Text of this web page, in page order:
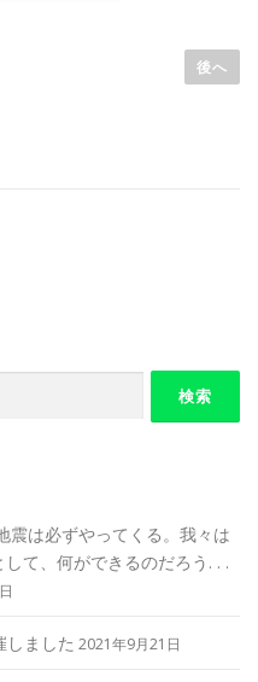
後へ
震は必ずやってくる。我々は
て、何ができるのだろう. . .
しました 2021年9月21日